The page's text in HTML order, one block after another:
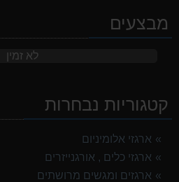
מבצעים
לא זמין
קטגוריות נבחרות
ארגזי אלומיניום
ארגזי כלים , אורגנייזרים
ארגזים ומגשים מרושתים